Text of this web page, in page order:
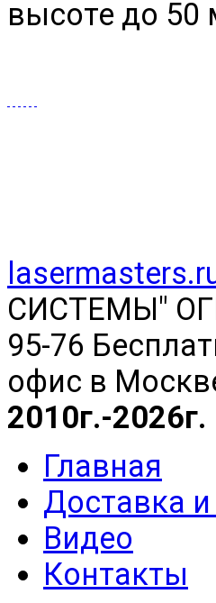
высоте до 50
СИСТЕМЫ"
95-76
офис в
2010г.-2026г.
Главная
Доставка
Видео
Контакты